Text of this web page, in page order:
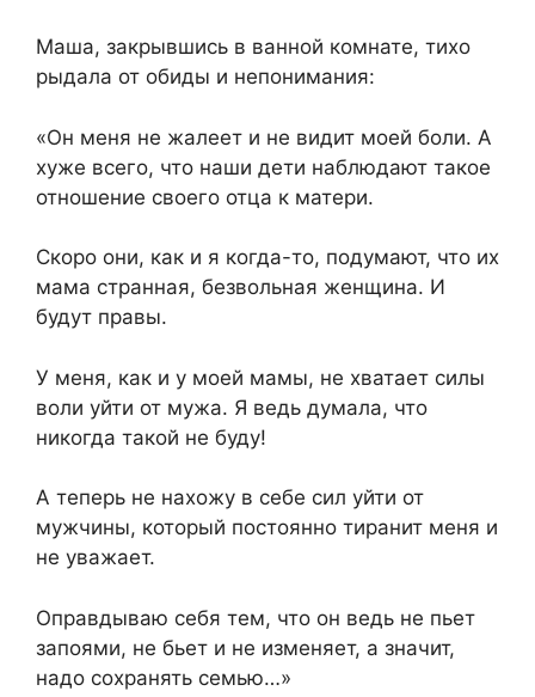
Маша, закрывшись в ванной комнате, тихо
рыдала от обиды и непонимания:
«Он меня не жалеет и не видит моей боли. А
хуже всего, что наши дети наблюдают такое
отношение своего отца к матери.
Скоро они, как и я когда-то, подумают, что их
мама странная, безвольная женщина. И
будут правы.
У меня, как и у моей мамы, не хватает силы
воли уйти от мужа. Я ведь думала, что
никогда такой не буду!
А теперь не нахожу в себе сил уйти от
мужчины, который постоянно тиранит меня и
не уважает.
Оправдываю себя тем, что он ведь не пьет
запоями, не бьет и не изменяет, а значит,
надо сохранять семью…»